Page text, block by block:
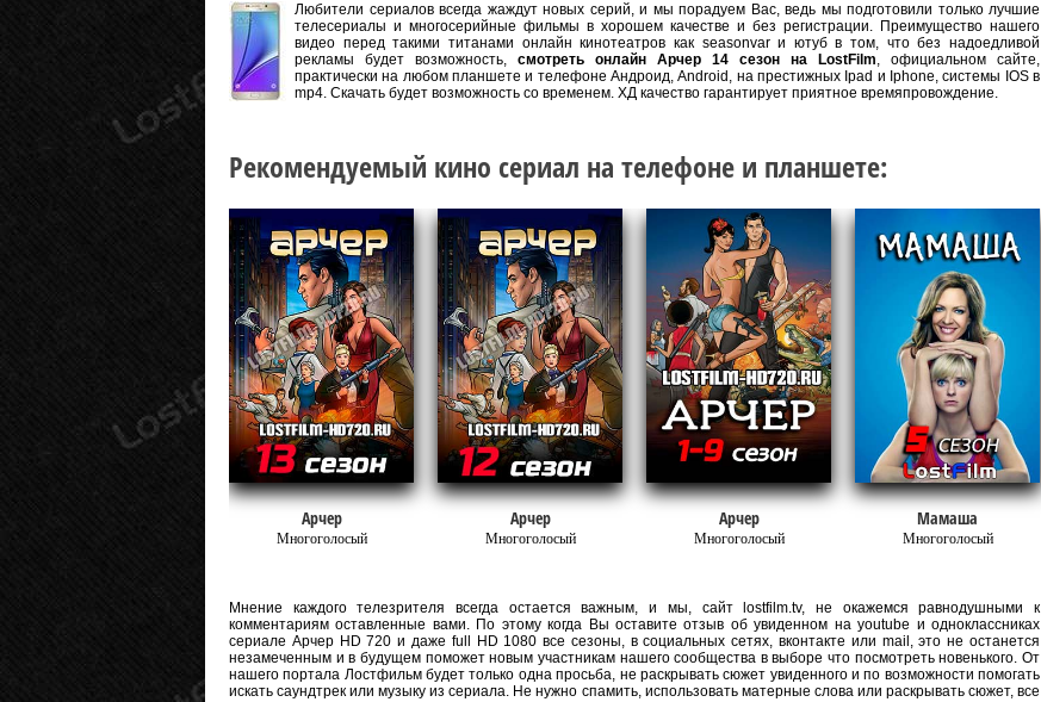
Любители сериалов всегда жаждут новых серий, и мы порадуем Вас, ведь мы подготовили только лучшие
телесериалы и многосерийные фильмы в хорошем качестве и без регистрации. Преимущество нашего
видео перед такими титанами онлайн кинотеатров как seasonvar и ютуб в том, что без надоедливой
рекламы будет возможность, смотреть онлайн Арчер 14 сезон на LostFilm, официальном сайте,
практически на любом планшете и телефоне Андроид, Android, на престижных Ipad и Iphone, системы IOS в
mp4. Скачать будет возможность со временем. ХД качество гарантирует приятное времяпровождение.
Рекомендуемый кино сериал на телефоне и планшете:
Арчер
Многоголосый
Арчер
Многоголосый
Арчер
Многоголосый
Мамаша
Многоголосый
Мнение каждого телезрителя всегда остается важным, и мы, сайт lostfilm.tv, не окажемся равнодушными к
комментариям оставленные вами. По этому когда Вы оставите отзыв об увиденном на youtube и одноклассниках
сериале Арчер HD 720 и даже full HD 1080 все сезоны, в социальных сетях, вконтакте или mail, это не останется
незамеченным и в будущем поможет новым участникам нашего сообщества в выборе что посмотреть новенького. От
нашего портала Лостфильм будет только одна просьба, не раскрывать сюжет увиденного и по возможности помогать
искать саундтрек или музыку из сериала. Не нужно спамить, использовать матерные слова или раскрывать сюжет, все